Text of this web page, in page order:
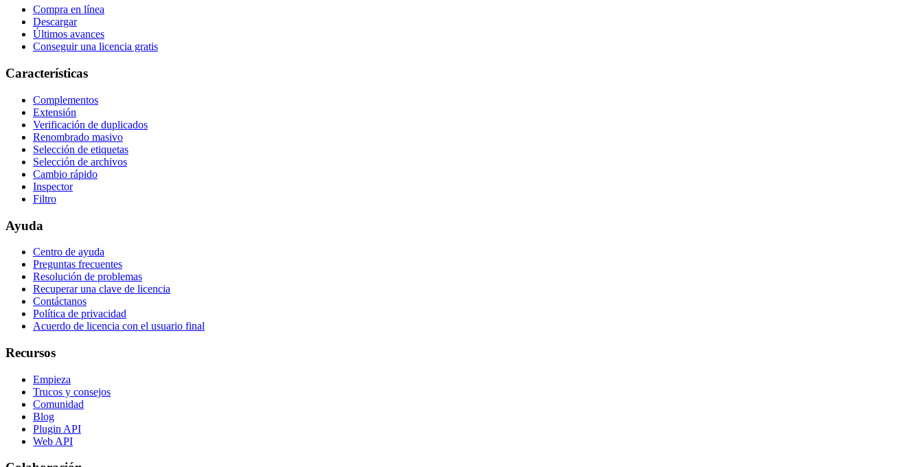
Compra en línea
Descargar
Últimos avances
Conseguir una licencia gratis
Características
Complementos
Extensión
Verificación de duplicados
Renombrado masivo
Selección de etiquetas
Selección de archivos
Cambio rápido
Inspector
Filtro
Ayuda
Centro de ayuda
Preguntas frecuentes
Resolución de problemas
Recuperar una clave de licencia
Contáctanos
Política de privacidad
Acuerdo de licencia con el usuario final
Recursos
Empieza
Trucos y consejos
Comunidad
Blog
Plugin API
Web API